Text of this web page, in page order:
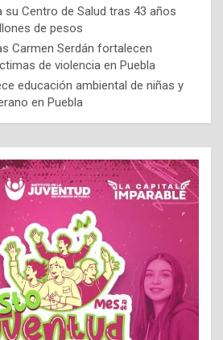
su Centro de Salud tras 43 años
de pesos
Carmen Serdán fortalecen
de violencia en Puebla
educación ambiental de niñas y
en Puebla